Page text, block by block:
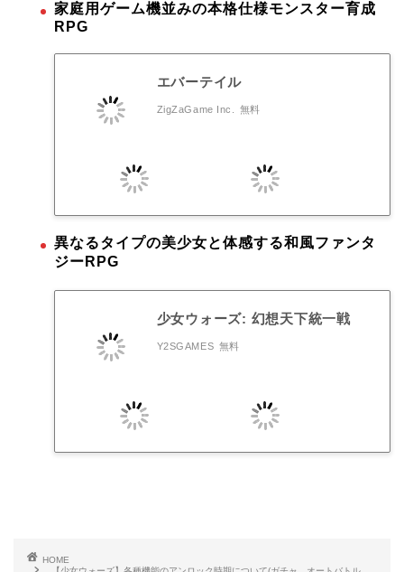
家庭用ゲーム機並みの本格仕様モンスター育成
RPG
エバーテイル
ZigZaGame Inc. 無料
異なるタイプの美少女と体感する和風ファンタ
ジーRPG
少女ウォーズ: 幻想天下統一戦
Y2SGAMES 無料
HOME